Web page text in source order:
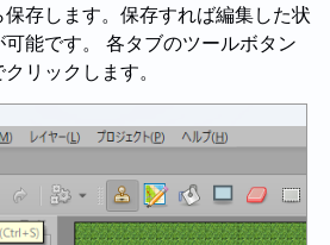
存します。保存すれば編集した状
能です。 各タブのツールボタン
リックします。